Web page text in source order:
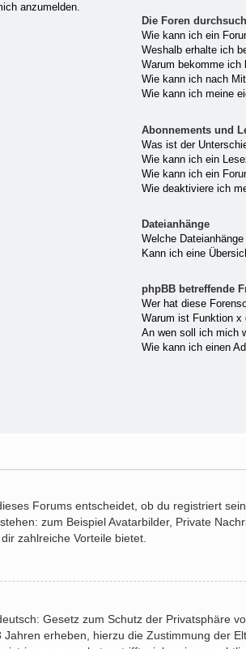
anzumelden.
Die Foren
Wie kann ich ein
Weshalb erhalte ich
Warum bekomme ich
Wie kann ich nach
Wie kann ich meine
Abonnements und
Was ist der
Wie kann ich ein
Wie kann ich ein
Wie deaktiviere ich
Dateianhänge
Welche
Kann ich eine
phpBB betreffende
Wer hat diese
Warum ist Funktion x
An wen soll ich mich
Wie kann ich einen
Forums entscheidet, ob du registriert
zum Beispiel Avatarbilder, Private
zahlreiche Vorteile bietet.
Gesetz zum Schutz der Privatsphäre
erheben, hierzu die Zustimmung der